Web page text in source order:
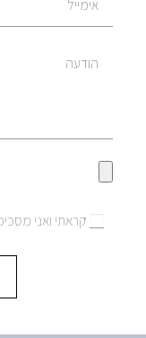
קראתי ואני